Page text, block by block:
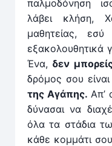
παλμοδόνηση
λάβει κλήση,
μαθητείας,
εξακολουθητικά
Ένα, δεν
δρόμος σου
της Αγάπης. Απ’
δύνασαι να
όλα τα στάδια
κάθε κομ­μάτι